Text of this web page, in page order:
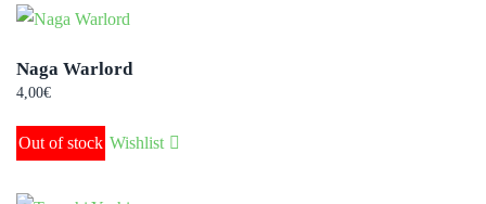
Naga Warlord
4,00€
Out of stock Wishlist